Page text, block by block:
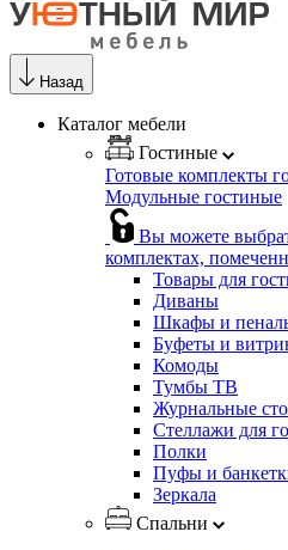
Назад
Каталог мебели
Гостиные
Готовые комплекты
Модульные гостиные
Вы можете
комплектах,
Товары для
Диваны
Шкафы и
Буфеты и
Комоды
Тумбы ТВ
Журнальные
Стеллажи для
Полки
Пуфы и
Зеркала
Спальни